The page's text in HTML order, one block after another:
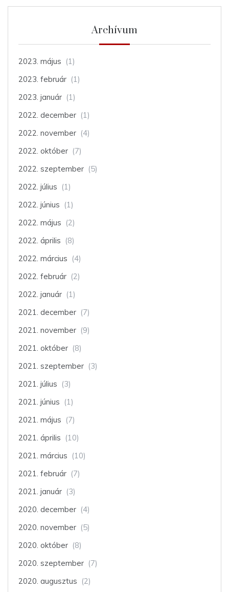
Archívum
2023. május (1)
2023. február (1)
2023. január (1)
2022. december (1)
2022. november (4)
2022. október (7)
2022. szeptember (5)
2022. július (1)
2022. június (1)
2022. május (2)
2022. április (8)
2022. március (4)
2022. február (2)
2022. január (1)
2021. december (7)
2021. november (9)
2021. október (8)
2021. szeptember (3)
2021. július (3)
2021. június (1)
2021. május (7)
2021. április (10)
2021. március (10)
2021. február (7)
2021. január (3)
2020. december (4)
2020. november (5)
2020. október (8)
2020. szeptember (7)
2020. augusztus (2)